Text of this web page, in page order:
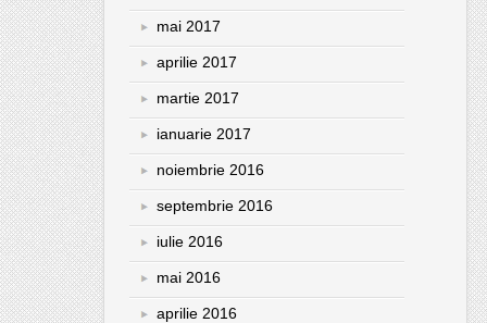
mai 2017
aprilie 2017
martie 2017
ianuarie 2017
noiembrie 2016
septembrie 2016
iulie 2016
mai 2016
aprilie 2016